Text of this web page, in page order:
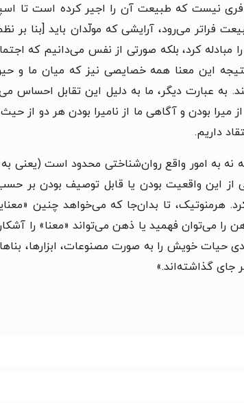
نیست که طبیعت آن را اجیر کرده است تا
فراتر می‌رود، آرایشی که مولّدان باید [بنا بر
کرد، بلکه صورتی از نفس می‌دانیم که
این معنا همه خصایصی نیز که میان ما و
به عبارت دیگر، ما به دلیل این تقابل احساس
بودن و آگاهی ما از نامیرا بودن هر دو از
داریم.
نه به امور واقع روان‌شناختی محدود است (یعنی
از این واقعیت بودن یا قابل توصیف بودن بر
هرمنوتیک، تا بدان‌جا که می‌خواهد چنین
فهمید یا ذهن می‌تواند «معنا» را
حیات خویش را به صورت مصنوعات، ابزارها،
جای گذاشته‌اند.»